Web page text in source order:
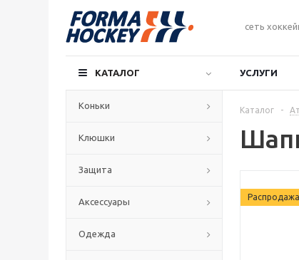
сеть
КАТАЛОГ УСЛУГИ
Коньки
Клюшки
Защита
Аксессуары
Одежда
Каталог -
Распродажа